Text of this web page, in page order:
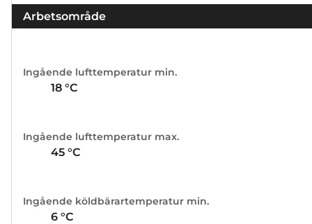
Arbetsområde
Ingående lufttemperatur min.
18 °C
Ingående lufttemperatur max.
45 °C
Ingående köldbärartemperatur min.
6 °C